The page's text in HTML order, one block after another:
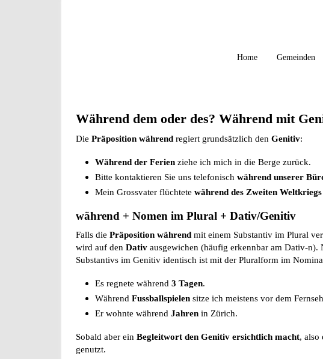
Home Gemeinden
Während dem oder des? Während mit
Die Präposition während regiert grundsätzlich den Genitiv:
Während der Ferien ziehe ich mich in die Berge zurück.
Bitte kontaktieren Sie uns telefonisch während unserer
Mein Grossvater flüchtete während des Zweiten Weltkriegs
während + Nomen im Plural + Dativ/Genitiv
Falls die Präposition während mit einem Substantiv im Plural
wird auf den Dativ ausgewichen (häufig erkennbar am Dativ-
Substantivs im Genitiv identisch ist mit der Pluralform im
Es regnete während 3 Tagen.
Während Fussballspielen sitze ich meistens vor dem
Er wohnte während Jahren in Zürich.
Sobald aber ein Begleitwort den Genitiv ersichtlich macht, also
genutzt.